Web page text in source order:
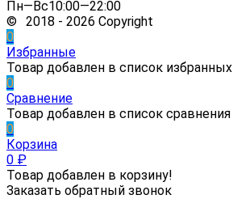
Пн—Вс10:00—22:00
© 2018 - 2026 Copyright
0
Избранные
Товар добавлен в список избранных
0
Сравнение
Товар добавлен в список сравнения
0
Корзина
0 ₽
Товар добавлен в корзину!
Заказать обратный звонок